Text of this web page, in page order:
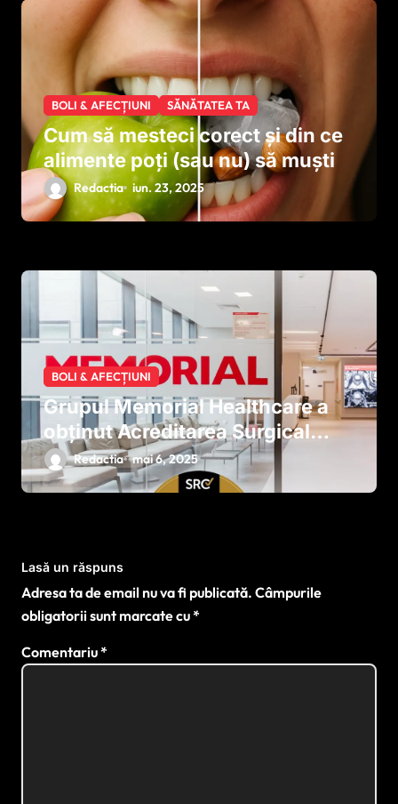
BOLI & AFECȚIUNI SĂNĂTATEA TA
Cum să mesteci corect și din ce
alimente poți (sau nu) să muști
Redactia iun. 23, 2025
BOLI & AFECȚIUNI
Grupul Memorial Healthcare a
obținut Acreditarea Surgical
Review Corporation pentru
Spitalul Memorial Băneasa ca
Redactia mai 6, 2025
Lasă un răspuns
Adresa ta de email nu va fi publicată. Câmpurile
obligatorii sunt marcate cu*
Comentariu*